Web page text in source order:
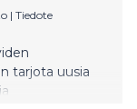
| Tiedote
tarjota uusia